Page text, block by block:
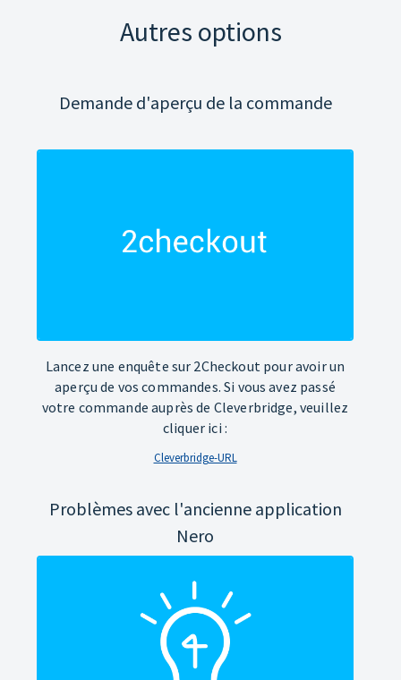
Autres options
Demande d'aperçu de la commande
Lancez une enquête sur 2Checkout pour avoir un
aperçu de vos commandes. Si vous avez passé
votre commande auprès de Cleverbridge, veuillez
cliquer ici :
Cleverbridge-URL
Problèmes avec l'ancienne application
Nero